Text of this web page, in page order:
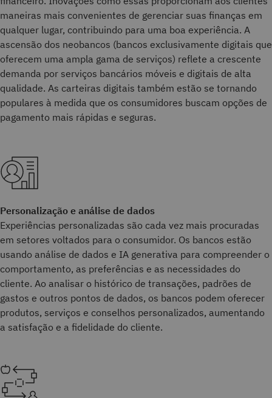
maneiras mais convenientes de gerenciar suas finanças em
qualquer lugar, contribuindo para uma boa experiência. A
ascensão dos neobancos (bancos exclusivamente digitais que
oferecem uma ampla gama de serviços) reflete a crescente
demanda por serviços bancários móveis e digitais de alta
qualidade. As carteiras digitais também estão se tornando
populares à medida que os consumidores buscam opções de
pagamento mais rápidas e seguras.
Personalização e análise de dados
Experiências personalizadas são cada vez mais procuradas
em setores voltados para o consumidor. Os bancos estão
usando análise de dados e IA generativa para compreender o
comportamento, as preferências e as necessidades do
cliente. Ao analisar o histórico de transações, padrões de
gastos e outros pontos de dados, os bancos podem oferecer
produtos, serviços e conselhos personalizados, aumentando
a satisfação e a fidelidade do cliente.